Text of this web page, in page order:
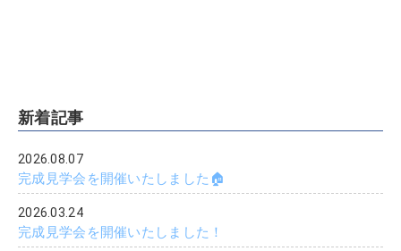
新着記事
2026.08.07
完成見学会を開催いたしました🏠
2026.03.24
完成見学会を開催いたしました！